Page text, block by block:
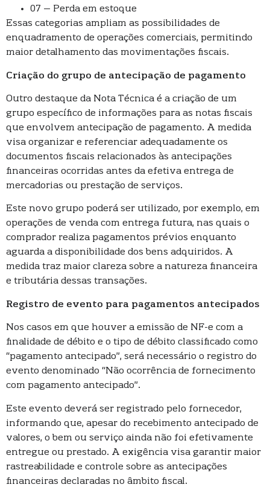
07 – Perda em estoque
Essas categorias ampliam as possibilidades de
enquadramento de operações comerciais, permitindo
maior detalhamento das movimentações fiscais.
Criação do grupo de antecipação de pagamento
Outro destaque da Nota Técnica é a criação de um
grupo específico de informações para as notas fiscais
que envolvem antecipação de pagamento. A medida
visa organizar e referenciar adequadamente os
documentos fiscais relacionados às antecipações
financeiras ocorridas antes da efetiva entrega de
mercadorias ou prestação de serviços.
Este novo grupo poderá ser utilizado, por exemplo, em
operações de venda com entrega futura, nas quais o
comprador realiza pagamentos prévios enquanto
aguarda a disponibilidade dos bens adquiridos. A
medida traz maior clareza sobre a natureza financeira
e tributária dessas transações.
Registro de evento para pagamentos antecipados
Nos casos em que houver a emissão de NF-e com a
finalidade de débito e o tipo de débito classificado como
“pagamento antecipado”, será necessário o registro do
evento denominado “Não ocorrência de fornecimento
com pagamento antecipado”.
Este evento deverá ser registrado pelo fornecedor,
informando que, apesar do recebimento antecipado de
valores, o bem ou serviço ainda não foi efetivamente
entregue ou prestado. A exigência visa garantir maior
rastreabilidade e controle sobre as antecipações
financeiras declaradas no âmbito fiscal.